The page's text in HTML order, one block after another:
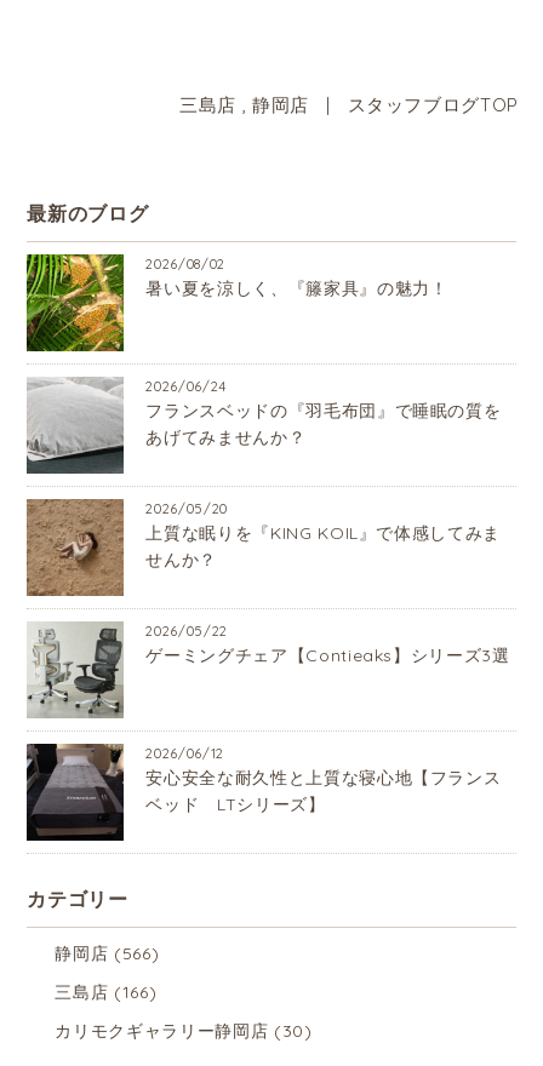
三島店 静岡店 | スタッフブログTOP
最新のブログ
2026/08/02
暑い夏を涼しく、『籐家具』の魅力！
2026/06/24
フランスベッドの『羽毛布団』で睡眠の質を
あげてみませんか？
2026/05/20
上質な眠りを『KING KOIL』で体感してみま
せんか？
2026/05/22
ゲーミングチェア【Contieaks】シリーズ3選
2026/06/12
安心安全な耐久性と上質な寝心地【フランス
ベッド LTシリーズ】
カテゴリー
静岡店 (566)
三島店 (166)
カリモクギャラリー静岡店 (30)